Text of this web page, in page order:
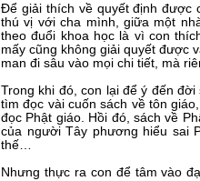
Để giải thích về quyết định được
thú vị với cha mình, giữa một
theo đuổi khoa học là vì con
mấy cũng không giải quyết được
man đi sâu vào mọi chi tiết, mà
Trong khi đó, con lại để ý đến
tìm đọc vài cuốn sách về tôn
đọc Phật giáo. Hồi đó, sách về
của người Tây phương hiểu sai
thế…
Nhưng thực ra con để tâm vào